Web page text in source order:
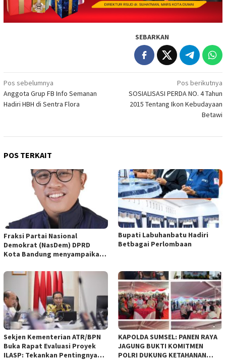
SEBARKAN
Navigasi
pos
Pos sebelumnya
Anggota Grup FB Info Semanan
Hadiri HBH di Sentra Flora
Pos berikutnya
SOSIALISASI PERDA NO. 4 Tahun
2015 Tentang Ikon Kebudayaan
Betawi
POS TERKAIT
Fraksi Partai Nasional
Demokrat (NasDem) DPRD
Kota Bandung menyampaikan
empat Rancangan Peraturan
Daerah (Raperda) yang
diajukan Pemerintah Kota
Bandung
Bupati Labuhanbatu Hadiri
Betbagai Perlombaan
Sekjen Kementerian ATR/BPN
Buka Rapat Evaluasi Proyek
ILASP: Tekankan Pentingnya
KAPOLDA SUMSEL: PANEN RAYA
JAGUNG BUKTI KOMITMEN
POLRI DUKUNG KETAHANAN